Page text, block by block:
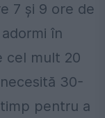
7 și 9 ore de
în
cel mult 20
30-
pentru a